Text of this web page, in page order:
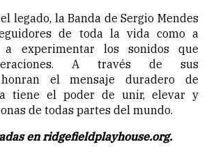
legado, la Banda de Sergio Mendes
de toda la vida como a
a experimentar los sonidos que
A través de sus
honran el mensaje duradero de
tiene el poder de unir, elevar y
de todas partes del mundo.
en ridgefieldplayhouse.org.